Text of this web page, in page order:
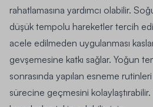
rahatlamasına yardımcı olabilir.
düşük tempolu hareketler tercih
acele edilmeden uygulanması
gevşemesine katkı sağlar. Yoğun
sonrasında yapılan esneme
sürecine geçmesini